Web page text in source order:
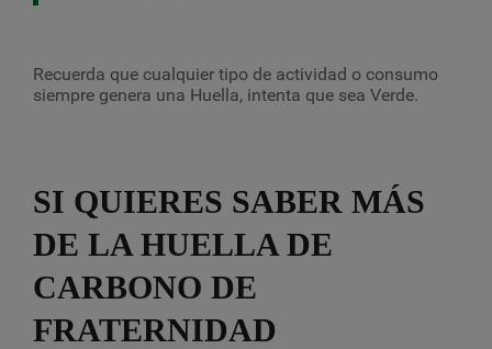
Recuerda que cualquier tipo de actividad o consumo
siempre genera una Huella, intenta que sea Verde.
SI QUIERES SABER MÁS
DE LA HUELLA DE
CARBONO DE
FRATERNIDAD